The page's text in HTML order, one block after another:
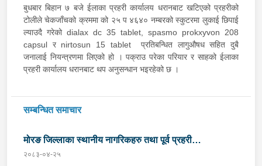
बुधबार बिहान ७ बजे ईलाका प्रहरी कार्यालय धरानबाट खटिएको प्रहरीको
टोलीले चेकजाँचको क्रममा को २५ प ४६४० नम्बरको स्कुटरमा लुकाई छिपाई
ल्याउदै गरेको dialax dc 35 tablet, spasmo prokxyvon 208
capsul र nirtosun 15 tablet प्रतिबन्धित लागुऔषध सहित दुबै
जनालाई नियन्त्रणमा लिएको हो । पक्राउ परेका परियार र साहको ईलाका
प्रहरी कार्यालय धरानबाट थप अनुसन्धान भइरहेको छ ।
सम्बन्धित समाचार
मोरङ जिल्लाका स्थानीय नागरिकहरु तथा पूर्व प्रहरी
कर्मचारीहरुसंग भेटघाट तथा अन्तरकृया
२०८३-०४-२५